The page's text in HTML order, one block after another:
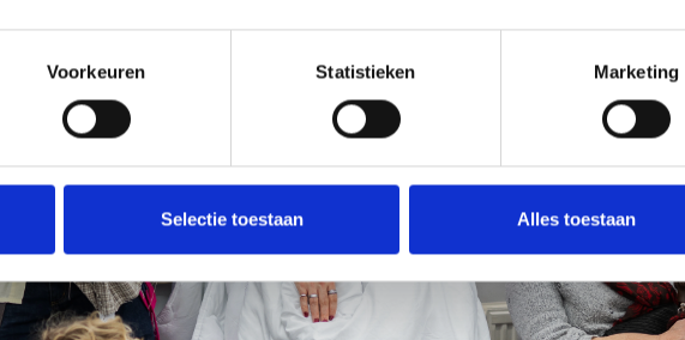
Voorkeuren Statistieken Marketing
Selectie toestaan Alles toestaan